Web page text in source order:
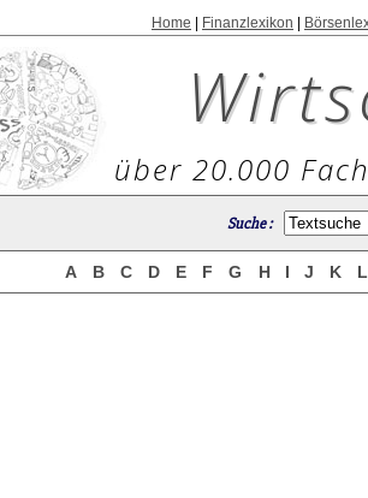
Home Finanzlexikon
über 20.000
Suche :
A B C D E F G H I J K